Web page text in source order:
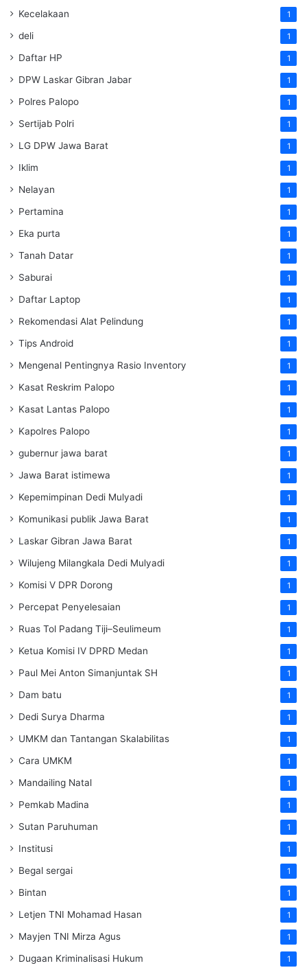
Kecelakaan 1
deli 1
Daftar HP 1
DPW Laskar Gibran Jabar 1
Polres Palopo 1
Sertijab Polri 1
LG DPW Jawa Barat 1
Iklim 1
Nelayan 1
Pertamina 1
Eka purta 1
Tanah Datar 1
Saburai 1
Daftar Laptop 1
Rekomendasi Alat Pelindung 1
Tips Android 1
Mengenal Pentingnya Rasio Inventory 1
Kasat Reskrim Palopo 1
Kasat Lantas Palopo 1
Kapolres Palopo 1
gubernur jawa barat 1
Jawa Barat istimewa 1
Kepemimpinan Dedi Mulyadi 1
Komunikasi publik Jawa Barat 1
Laskar Gibran Jawa Barat 1
Wilujeng Milangkala Dedi Mulyadi 1
Komisi V DPR Dorong 1
Percepat Penyelesaian 1
Ruas Tol Padang Tiji–Seulimeum 1
Ketua Komisi IV DPRD Medan 1
Paul Mei Anton Simanjuntak SH 1
Dam batu 1
Dedi Surya Dharma 1
UMKM dan Tantangan Skalabilitas 1
Cara UMKM 1
Mandailing Natal 1
Pemkab Madina 1
Sutan Paruhuman 1
Institusi 1
Begal sergai 1
Bintan 1
Letjen TNI Mohamad Hasan 1
Mayjen TNI Mirza Agus 1
Dugaan Kriminalisasi Hukum 1